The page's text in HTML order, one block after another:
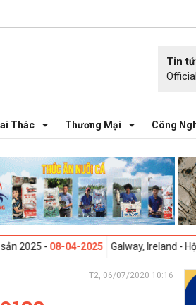
Tin
Thác Thương Mại Công
2025 Galway, Ireland - Hội thảo Sáng
T2, 06/07/2020 10:16